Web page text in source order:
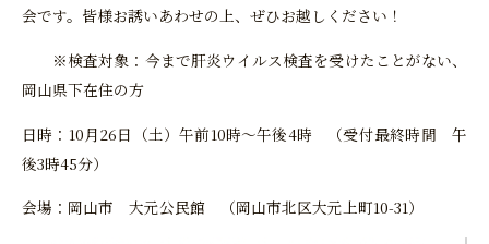
会です。皆様お誘いあわせの上、ぜひお越しください！
※検査対象：今まで肝炎ウイルス検査を受けたことがない、
岡山県下在住の方
日時：10月26日（土）午前10時～午後4時 （受付最終時間 午
後3時45分）
会場：岡山市 大元公民館 （岡山市北区大元上町10-31）